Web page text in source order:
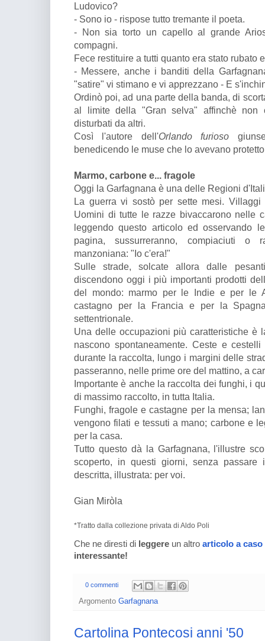
Ludovico?
- Sono io - rispose tutto tremante il poeta.
- Non sia torto un capello al grande
compagni.
Fece restituire a tutti quanto era stato rubato
- Messere, anche i banditi della
"satire" vi stimano e vi apprezzano - E
Ordinò poi, ad una parte della banda, di
al limite della "Gran selva" affinchè non
disturbati da altri.
Così l'autore dell'Orlando furioso
benedicendo le muse che lo avevano
Marmo, carbone e... fragole
Oggi la Garfagnana è una delle Regioni
La guerra vi sostò per sette mesi.
Uomini di tutte le razze bivaccarono nelle
leggendo questo articolo ed osservando
pagina, sussurreranno, compiaciuti o
manzoniana: "Io c'era!"
Sulle strade, solcate allora dalle
discendono oggi i più importanti prodotti
del mondo: marmo per le Indie e per le
castagno per la Francia e per la
settentrionale.
Una delle occupazioni più caratteristiche è
nascono spontaneamente. Ceste e
durante la raccolta, lungo i margini delle
passeranno, nelle prime ore del mattino, a
Importante è anche la raccolta dei funghi, i
di massimo raccolto, in tutta Italia.
Funghi, fragole e castagne per la mensa;
vengono filati e tessuti a mano; carbone e
per la casa.
Tutto questo dà la Garfagnana, l'illustre
scoperto, in questi giorni, senza passare
descritta, illustrata: per voi.
Gian Miròla
*Tratto dalla collezione privata di Aldo Poli
Che ne diresti di leggere un altro articolo a caso
interessante!
0 commenti
Argomento Garfagnana
Cartolina Pontecosi anni '50